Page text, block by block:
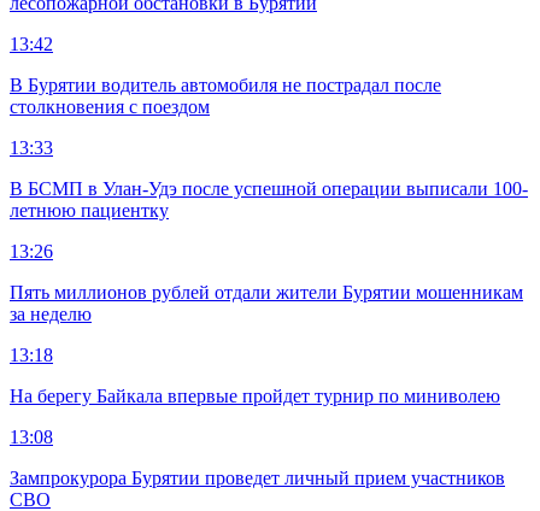
13:42
В Бурятии водитель автомобиля не пострадал после
столкновения с поездом
13:33
В БСМП в Улан-Удэ после успешной операции выписали 100-
летнюю пациентку
13:26
Пять миллионов рублей отдали жители Бурятии мошенникам
за неделю
13:18
На берегу Байкала впервые пройдет турнир по миниволею
13:08
Зампрокурора Бурятии проведет личный прием участников
СВО